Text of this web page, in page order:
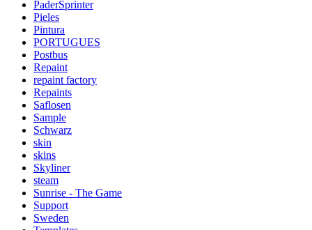
PaderSprinter
Pieles
Pintura
PORTUGUES
Postbus
Repaint
repaint factory
Repaints
Saflosen
Sample
Schwarz
skin
skins
Skyliner
steam
Sunrise - The Game
Support
Sweden